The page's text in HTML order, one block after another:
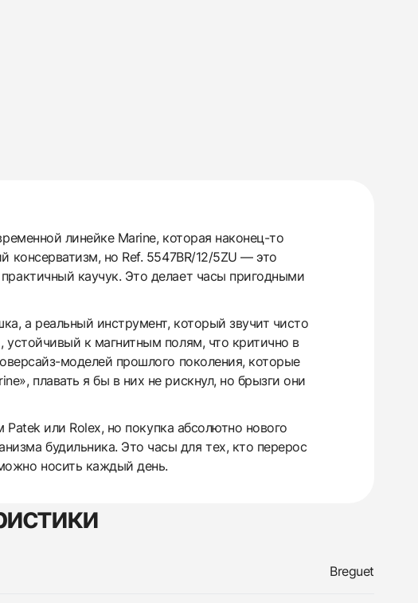
линейке Marine, которая наконец-то
консерватизм, но Ref. 5547BR/12/5ZU — это
каучук. Это делает часы пригодными
а реальный инструмент, который звучит чисто
к магнитным полям, что критично в
моделей прошлого поколения, которые
плавать я бы в них не рискнул, но брызги они
или Rolex, но покупка абсолютно нового
будильника. Это часы для тех, кто перерос
носить каждый день.
Breguet